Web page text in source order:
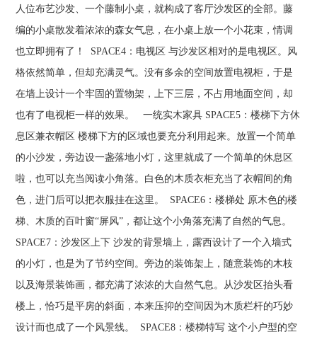
人位布艺沙发、一个藤制小桌，就构成了客厅沙发区的全部。藤
编的小桌散发着浓浓的森女气息，在小桌上放一个小花束，情调
也立即拥有了！ SPACE4：电视区 与沙发区相对的是电视区。风
格依然简单，但却充满灵气。没有多余的空间放置电视柜，于是
在墙上设计一个牢固的置物架，上下三层，不占用地面空间，却
也有了电视柜一样的效果。 一统实木家具 SPACE5：楼梯下方休
息区兼衣帽区 楼梯下方的区域也要充分利用起来。放置一个简单
的小沙发，旁边设一盏落地小灯，这里就成了一个简单的休息区
啦，也可以充当阅读小角落。白色的木质衣柜充当了衣帽间的角
色，进门后可以把衣服挂在这里。 SPACE6：楼梯处 原木色的楼
梯、木质的百叶窗“屏风”，都让这个小角落充满了自然的气息。
SPACE7：沙发区上下 沙发的背景墙上，露西设计了一个入墙式
的小灯，也是为了节约空间。旁边的装饰架上，随意装饰的木枝
以及海景装饰画，都充满了浓浓的大自然气息。从沙发区抬头看
楼上，恰巧是平房的斜面，本来压抑的空间因为木质栏杆的巧妙
设计而也成了一个风景线。 SPACE8：楼梯特写 这个小户型的空